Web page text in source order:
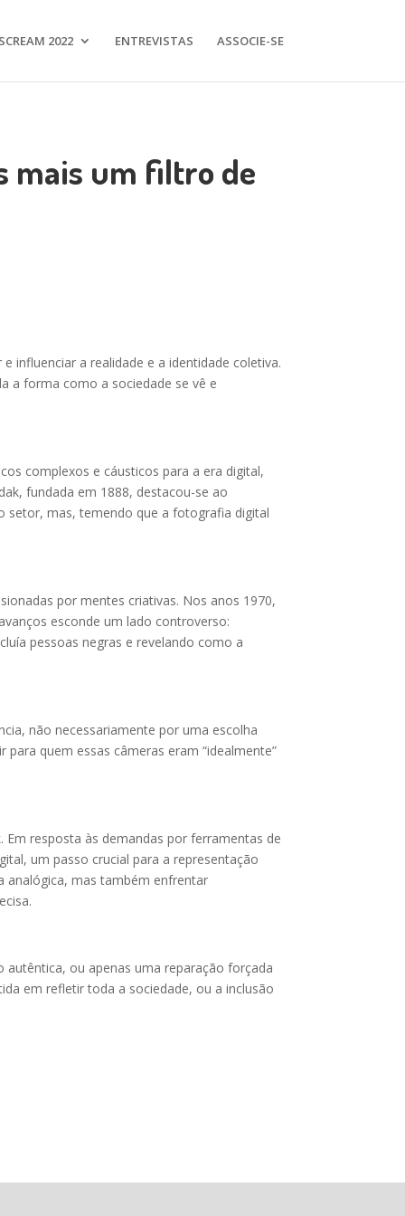
2022 ENTREVISTAS ASSOCIE-SE
mais um filtro de
influenciar a realidade e a identidade coletiva.
a forma como a sociedade se vê e
complexos e cáusticos para a era digital,
fundada em 1888, destacou-se ao
setor, mas, temendo que a fotografia digital
por mentes criativas. Nos anos 1970,
esconde um lado controverso:
pessoas negras e revelando como a
não necessariamente por uma escolha
quem essas câmeras eram “idealmente”
resposta às demandas por ferramentas de
um passo crucial para a representação
analógica, mas também enfrentar
ou apenas uma reparação forçada
em refletir toda a sociedade, ou a inclusão